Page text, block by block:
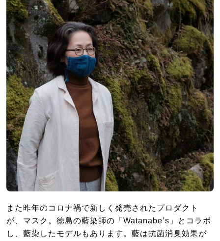
また昨年のコロナ禍で新しく発売されたプロダクト
が、マスク。徳島の藍染師の「Watanabe’s」とコラボ
し、藍染したモデルもあります。藍は抗菌消臭効果が